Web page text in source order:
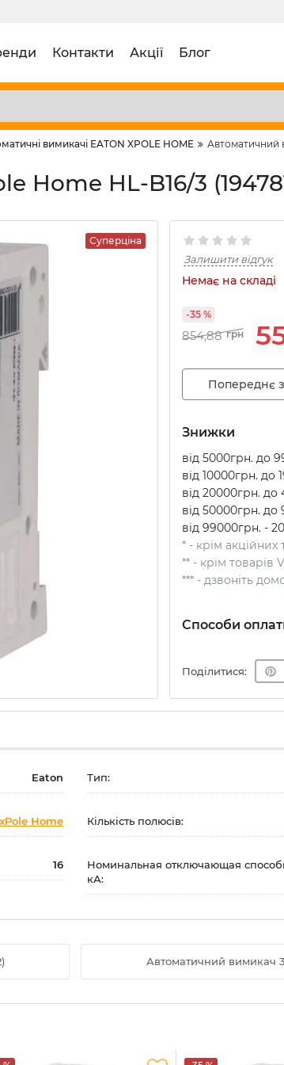
Контакти Акції Блог
вимикачі EATON XPOLE HOME Автоматичний
Home HL-B16/3
Суперціна
Залишити відгук
Немає на складі
854,88 грн
-35 %
Попереднє
Знижки
від 5000грн. до
від 10000грн. до
від 20000грн. до
від 50000грн. до
від 99000грн. -
* - крім акційних
** - крім товарів
*** - дзвоніть
Способи
Поділитися:
Eaton Тип:
xPole Home Кількість полюсів:
16
Номинальная отключающая
кА:
Автоматичний вимикач